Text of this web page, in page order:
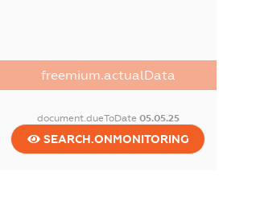
freemium.actualData
document.dueToDate 05.05.25
SEARCH.ONMONITORING